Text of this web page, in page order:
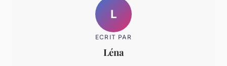
L
ECRIT PAR
Léna